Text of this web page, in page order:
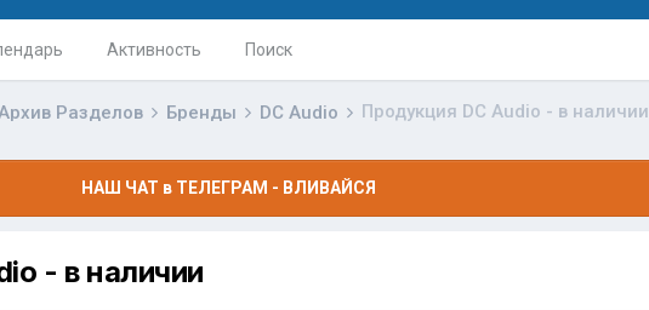
Активность Поиск
Разделов Бренды DC Audio Продукция DC Audio - в наличии
НАШ ЧАТ в ТЕЛЕГРАМ - ВЛИВАЙСЯ
- в наличии